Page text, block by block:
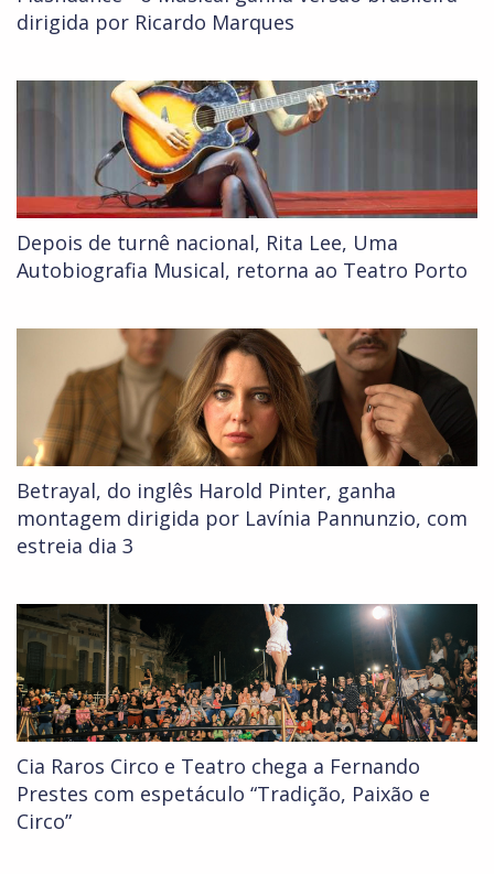
dirigida por Ricardo Marques
Depois de turnê nacional, Rita Lee, Uma
Autobiografia Musical, retorna ao Teatro Porto
Betrayal, do inglês Harold Pinter, ganha
montagem dirigida por Lavínia Pannunzio, com
estreia dia 3
Cia Raros Circo e Teatro chega a Fernando
Prestes com espetáculo “Tradição, Paixão e
Circo”